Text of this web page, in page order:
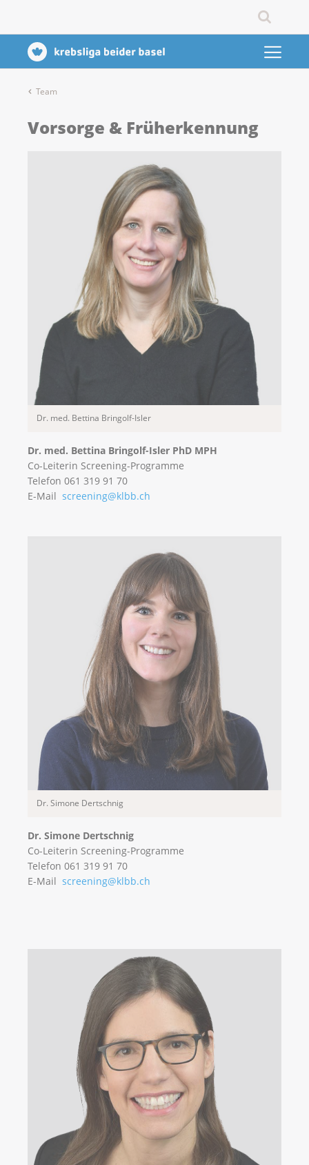
Team
Vorsorge & Früherkennung
Dr. med. Bettina Bringolf-Isler
Dr. med. Bettina Bringolf-Isler PhD MPH
Co-Leiterin Screening-Programme
Telefon 061 319 91 70
E-Mail screening@klbb.ch
Dr. Simone Dertschnig
Dr. Simone Dertschnig
Co-Leiterin Screening-Programme
Telefon 061 319 91 70
E-Mail screening@klbb.ch